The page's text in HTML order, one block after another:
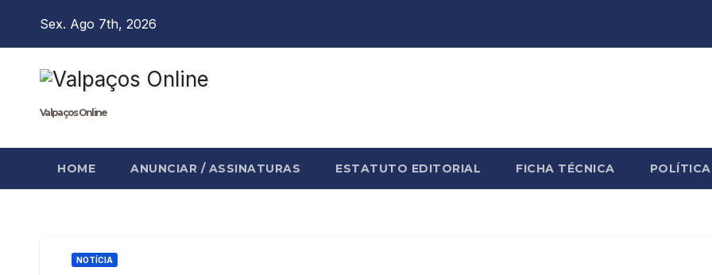
Sex. Ago 7th, 2026
Valpaços Online
HOME ANUNCIAR / ASSINATURAS ESTATUTO EDITORIAL FICHA TÉCNICA
NOTÍCIA